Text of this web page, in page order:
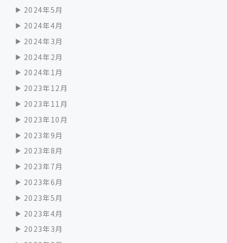
2024年5月
2024年4月
2024年3月
2024年2月
2024年1月
2023年12月
2023年11月
2023年10月
2023年9月
2023年8月
2023年7月
2023年6月
2023年5月
2023年4月
2023年3月